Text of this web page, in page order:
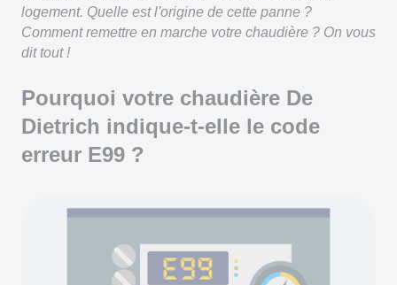
logement. Quelle est l'origine de cette panne ?
Comment remettre en marche votre chaudière ? On vous
dit tout !
Pourquoi votre chaudière De
Dietrich indique-t-elle le code
erreur E99 ?